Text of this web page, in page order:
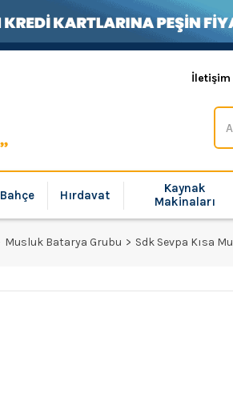
İletişim
Bahçe Hırdavat
Kaynak
Makinaları
Musluk Batarya Grubu Sdk Sevpa Kısa